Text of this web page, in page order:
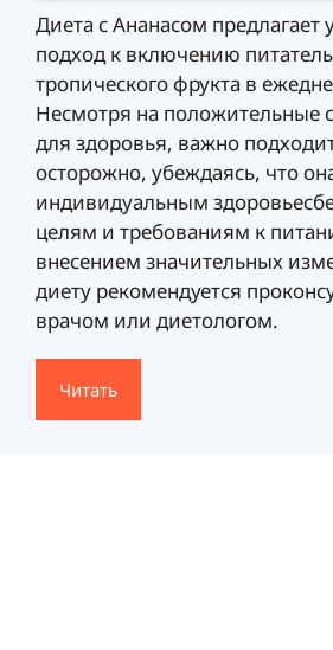
Диета с Ананасом предлагает
подход к включению
тропического фрукта в
Несмотря на положительные
для здоровья, важно
осторожно, убеждаясь, что
индивидуальным
целям и требованиям к
внесением значительных
диету рекомендуется
врачом или диетологом.
Читать